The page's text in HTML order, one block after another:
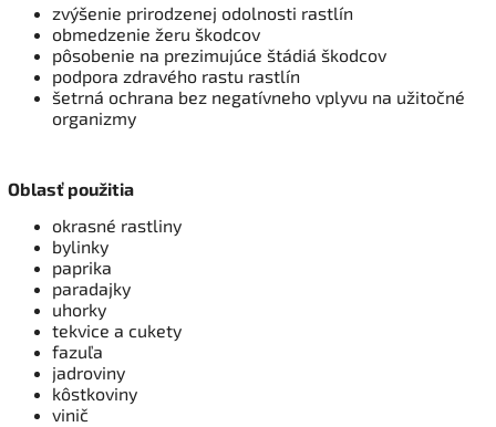
zvýšenie prirodzenej odolnosti rastlín
obmedzenie žeru škodcov
pôsobenie na prezimujúce štádiá škodcov
podpora zdravého rastu rastlín
šetrná ochrana bez negatívneho vplyvu na užitočné
organizmy
Oblasť použitia
okrasné rastliny
bylinky
paprika
paradajky
uhorky
tekvice a cukety
fazuľa
jadroviny
kôstkoviny
vinič